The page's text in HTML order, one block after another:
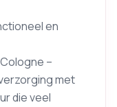
en
–
met
die veel